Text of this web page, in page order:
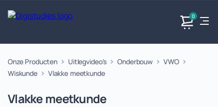
0
Exacte
vakken
vakken.
Taalvakken Maatschappijvakken Producten
Onze Producten Uitlegvideo's Onderbouw
VWO
Wiskunde
Vlakke meetkunde
Vlakke meetkunde